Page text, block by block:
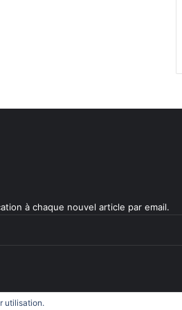
à chaque nouvel article par email.
utilisation.